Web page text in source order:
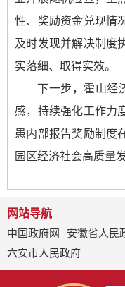
性、奖励资金兑现情
及时发现并解决制度
实落细、取得实效。
下一步，霍山经
感，持续强化工作力
患内部报告奖励制度
园区经济社会高质量
网站导航
中国政府网
安徽省人民
六安市人民政府